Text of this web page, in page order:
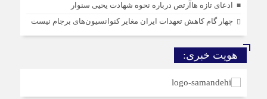
ادعای تازه هاآرتص درباره نحوه شهادت یحیی سنوار
چهار گام کاهش تعهدات ایران مغایر کنوانسیون‌های برجام نیست
هویت خبری: